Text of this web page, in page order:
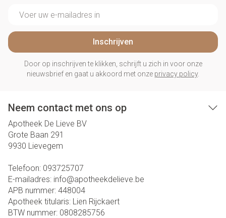
Inschrijven
Door op inschrijven te klikken, schrijft u zich in voor onze
nieuwsbrief en gaat u akkoord met onze privacy policy.
Neem contact met ons op
Apotheek De Lieve BV
Grote Baan 291
9930 Lievegem
Telefoon: 093725707
E-mailadres: info@apotheekdelieve.be
APB nummer: 448004
Apotheek titularis: Lien Rijckaert
BTW nummer: 0808285756